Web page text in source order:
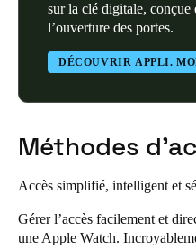
sur la clé digitale,
l’ouverture des portes.
DÉCOUVRIR APPLI.
Méthodes
Accès simplifié, intelligent et
Gérer l’accès facilement et
une Apple Watch.